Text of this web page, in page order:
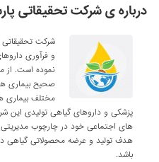
درباره ی شرکت تحقیقاتی
و فرآوری
نموده است.
صحیح بیماری
مختلف بیماری
پزشکی و داروهای گیاهی تولیدی
های اجتماعی خود در چارچوب مدیریتی
هدف تولید و عرضه محصولاتی گیاهی
باشد.